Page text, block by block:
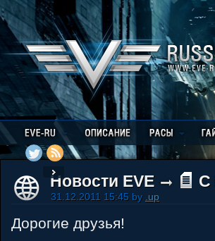
Новости EVE
31.12.2011 15:45 by .up
Дорогие друзья!